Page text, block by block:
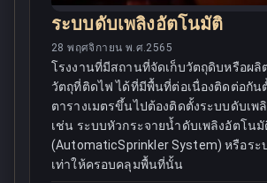
ระบบดับเพลิงอัตโนมัติ
28 พฤศจิกายน พ.ศ.2565
โรงงานที่มีสถานที่จัดเก็บวัตถุดิบหรือผ
วัตถุที่ติดไฟ ได้ที่มีพื้นที่ต่อเนื่องติดต่อกัน
ตารางเมตรขึ้นไปต้องติดตั้งระบบดับเพ
เช่น ระบบหัวกระจายน้ำดับเพลิงอัตโนมั
(AutomaticSprinkler System) หรือระ
เท่าให้ครอบคลุมพื้นที่นั้น